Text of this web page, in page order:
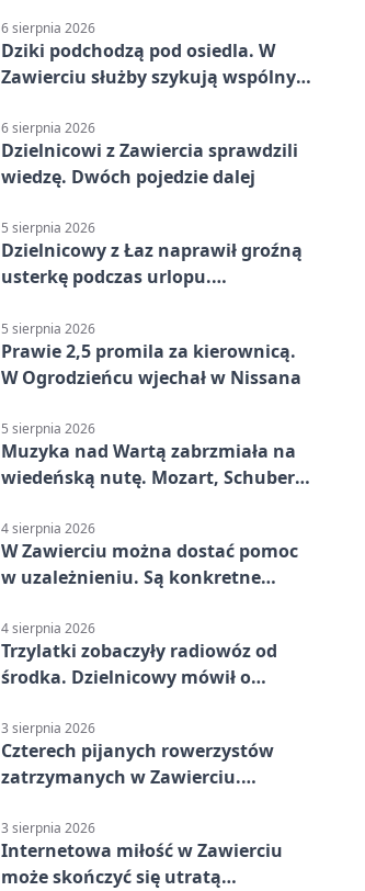
6 sierpnia 2026
Dziki podchodzą pod osiedla. W
Zawierciu służby szykują wspólny
6 sierpnia 2026
Dzielnicowi z Zawiercia sprawdzili
wiedzę. Dwóch pojedzie dalej
5 sierpnia 2026
Dzielnicowy z Łaz naprawił groźną
usterkę podczas urlopu.
5 sierpnia 2026
Prawie 2,5 promila za kierownicą.
W Ogrodzieńcu wjechał w Nissana
5 sierpnia 2026
Muzyka nad Wartą zabrzmiała na
wiedeńską nutę. Mozart, Schubert i
4 sierpnia 2026
W Zawierciu można dostać pomoc
w uzależnieniu. Są konkretne
4 sierpnia 2026
Trzylatki zobaczyły radiowóz od
środka. Dzielnicowy mówił o
3 sierpnia 2026
Czterech pijanych rowerzystów
zatrzymanych w Zawierciu.
promila
3 sierpnia 2026
Internetowa miłość w Zawierciu
może skończyć się utratą